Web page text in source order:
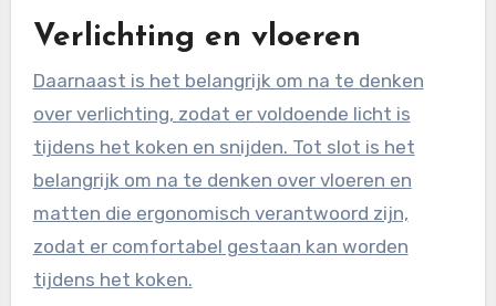
Verlichting en vloeren
Daarnaast is het belangrijk om na te denken
over verlichting, zodat er voldoende licht is
tijdens het koken en snijden. Tot slot is het
belangrijk om na te denken over vloeren en
matten die ergonomisch verantwoord zijn,
zodat er comfortabel gestaan kan worden
tijdens het koken.